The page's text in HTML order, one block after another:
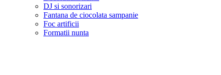
DJ si sonorizari
Fantana de ciocolata sampanie
Foc artificii
Formatii nunta